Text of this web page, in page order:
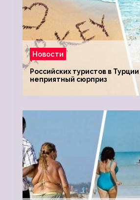
Новости
Российских туристов в
неприятный сюрприз